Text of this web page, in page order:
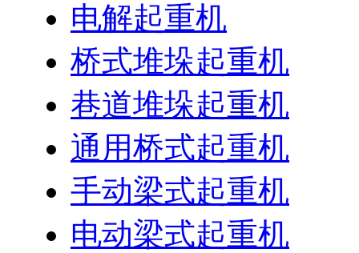
电解起重机
桥式堆垛起重机
巷道堆垛起重机
通用桥式起重机
手动梁式起重机
电动梁式起重机